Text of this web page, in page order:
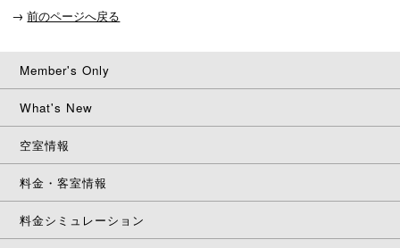
→ 前のページへ戻る
Member's Only
What's New
空室情報
料金・客室情報
料金シミュレーション